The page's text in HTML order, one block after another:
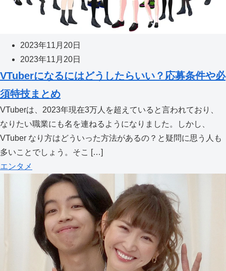
2023年11月20日
2023年11月20日
VTuberになるにはどうしたらいい？応募条件や必
須特技まとめ
VTuberは、2023年現在3万人を超えていると言われており、
なりたい職業にも名を連ねるようになりました。しかし、
VTuber なり方はどういった方法があるの？と疑問に思う人も
多いことでしょう。そこ […]
エンタメ